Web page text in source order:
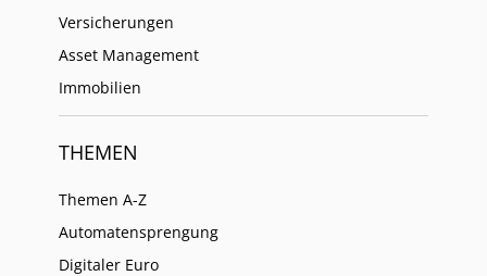
Versicherungen
Asset Management
Immobilien
THEMEN
Themen A-Z
Automatensprengung
Digitaler Euro